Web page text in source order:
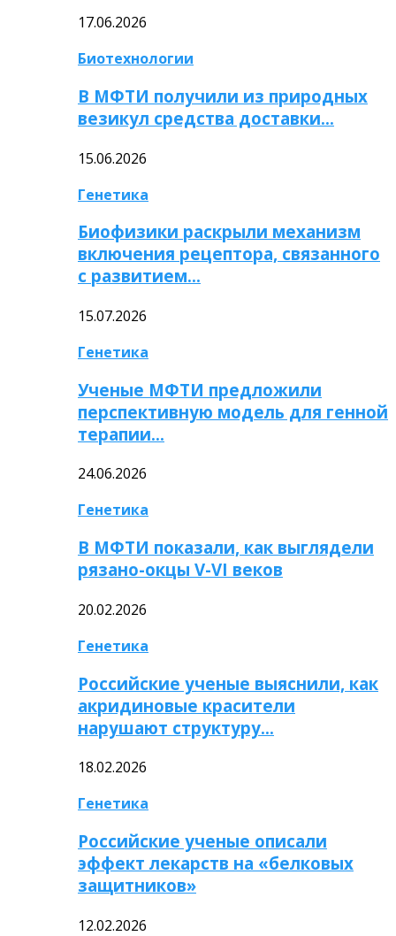
17.06.2026
Биотехнологии
В МФТИ получили из природных
везикул средства доставки…
15.06.2026
Генетика
Биофизики раскрыли механизм
включения рецептора, связанного
с развитием…
15.07.2026
Генетика
Ученые МФТИ предложили
перспективную модель для генной
терапии…
24.06.2026
Генетика
В МФТИ показали, как выглядели
рязано-окцы V-VI веков
20.02.2026
Генетика
Российские ученые выяснили, как
акридиновые красители
нарушают структуру…
18.02.2026
Генетика
Российские ученые описали
эффект лекарств на «белковых
защитников»
12.02.2026